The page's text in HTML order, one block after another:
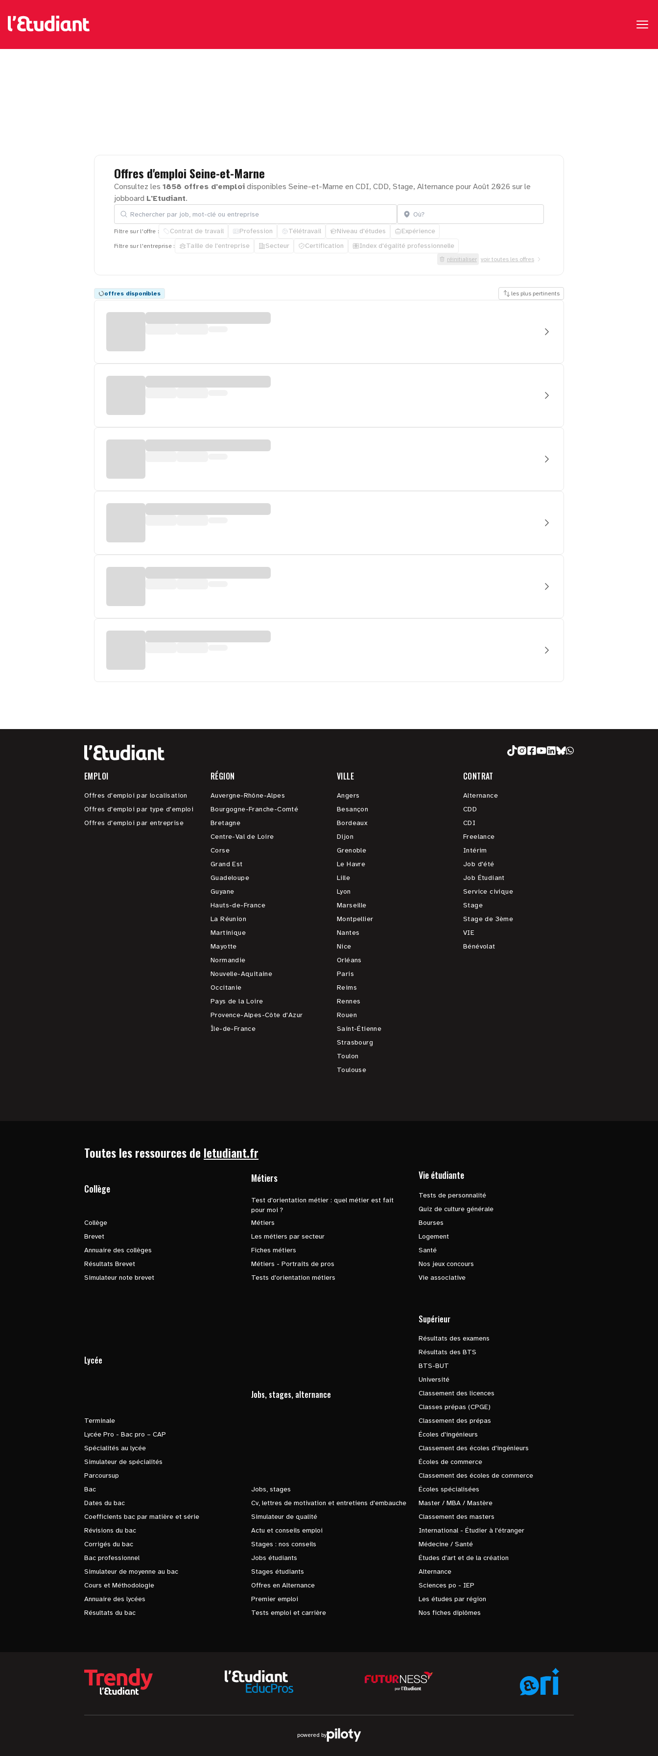
Offres d'emploi Seine-et-Marne
Consultez les 1858 offres d'emploi disponibles Seine-et-Marne en CDI, CDD, Stage, Alternance pour Août 2026 sur le
jobboard L'Etudiant.
Rechercher par job, mot-clé ou entreprise Localisation
Filtre sur l'offre : Contrat de travail Profession Télétravail Niveau d'études Expérience
Filtre sur l'entreprise : Taille de l'entreprise Secteur Certification Index d'égalité professionnelle
réinitialiser voir toutes les offres
offres disponibles les plus pertinents
EMPLOI
Offres d'emploi par localisation
Offres d'emploi par type d'emploi
Offres d'emploi par entreprise
RÉGION
Auvergne-Rhône-Alpes
Bourgogne-Franche-Comté
Bretagne
Centre-Val de Loire
Corse
Grand Est
Guadeloupe
Guyane
Hauts-de-France
La Réunion
Martinique
Mayotte
Normandie
Nouvelle-Aquitaine
Occitanie
Pays de la Loire
Provence-Alpes-Côte d'Azur
Île-de-France
VILLE
Angers
Besançon
Bordeaux
Dijon
Grenoble
Le Havre
Lille
Lyon
Marseille
Montpellier
Nantes
Nice
Orléans
Paris
Reims
Rennes
Rouen
Saint-Étienne
Strasbourg
Toulon
Toulouse
CONTRAT
Alternance
CDD
CDI
Freelance
Intérim
Job d'été
Job Étudiant
Service civique
Stage
Stage de 3ème
VIE
Bénévolat
Toutes les ressources de letudiant.fr
Collège
Collège
Brevet
Annuaire des collèges
Résultats Brevet
Simulateur note brevet
Métiers
Test d'orientation métier : quel métier est fait
pour moi ?
Métiers
Les métiers par secteur
Fiches métiers
Métiers - Portraits de pros
Tests d'orientation métiers
Vie étudiante
Tests de personnalité
Quiz de culture générale
Bourses
Logement
Santé
Nos jeux concours
Vie associative
Lycée
Terminale
Lycée Pro - Bac pro – CAP
Spécialités au lycée
Simulateur de spécialités
Parcoursup
Bac
Dates du bac
Coefficients bac par matière et série
Révisions du bac
Corrigés du bac
Bac professionnel
Simulateur de moyenne au bac
Cours et Méthodologie
Annuaire des lycées
Résultats du bac
Jobs, stages, alternance
Jobs, stages
Cv, lettres de motivation et entretiens d'embauche
Simulateur de qualité
Actu et conseils emploi
Stages : nos conseils
Jobs étudiants
Stages étudiants
Offres en Alternance
Premier emploi
Tests emploi et carrière
Supérieur
Résultats des examens
Résultats des BTS
BTS-BUT
Université
Classement des licences
Classes prépas (CPGE)
Classement des prépas
Écoles d'ingénieurs
Classement des écoles d'ingénieurs
Écoles de commerce
Classement des écoles de commerce
Écoles spécialisées
Master / MBA / Mastère
Classement des masters
International - Étudier à l'étranger
Médecine / Santé
Études d'art et de la création
Alternance
Sciences po - IEP
Les études par région
Nos fiches diplômes
powered by